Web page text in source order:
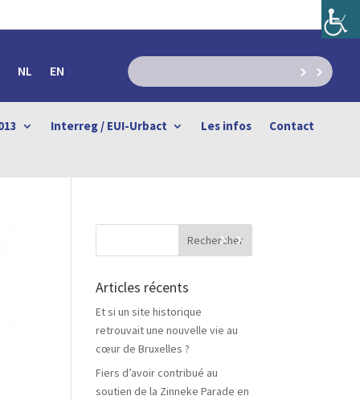
NL EN
Interreg / EUI-Urbact Les infos
Contact
Articles récents
Et si un site historique
retrouvait une nouvelle vie au
cœur de Bruxelles ?
Fiers d’avoir contribué au
soutien de la Zinneke Parade en